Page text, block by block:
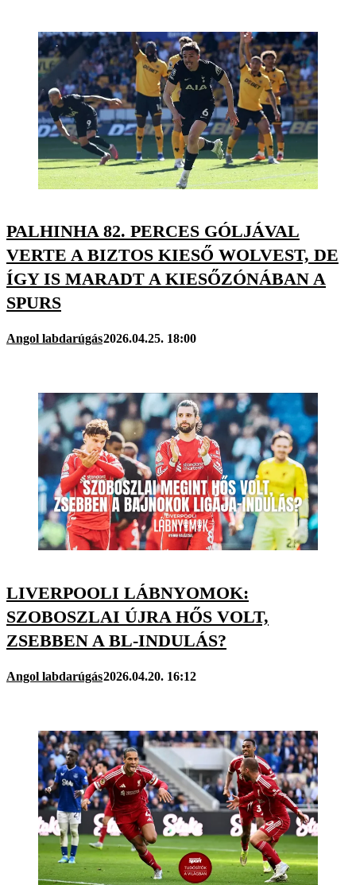
PALHINHA 82. PERCES GÓLJÁVAL
VERTE A BIZTOS KIESŐ WOLVEST, DE
ÍGY IS MARADT A KIESŐZÓNÁBAN A
SPURS
Angol labdarúgás2026.04.25. 18:00
LIVERPOOLI LÁBNYOMOK:
SZOBOSZLAI ÚJRA HŐS VOLT,
ZSEBBEN A BL-INDULÁS?
Angol labdarúgás2026.04.20. 16:12